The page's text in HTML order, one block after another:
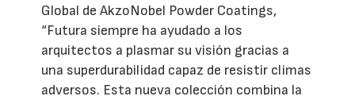
Global de AkzoNobel Powder Coatings,
“Futura siempre ha ayudado a los
arquitectos a plasmar su visión gracias a
una superdurabilidad capaz de resistir climas
adversos. Esta nueva colección combina la